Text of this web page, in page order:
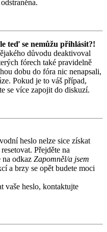
teď se nemůžu přihlásit?!
důvodu deaktivoval
fórech také pravidelně
dobu do fóra nic nenapsali,
Pokud je to váš případ,
se více zapojit do diskuzí.
heslo nelze sice získat
Přejděte na
na odkaz Zapomněl/a jsem
a brzy se opět budete moci
vaše heslo, kontaktujte